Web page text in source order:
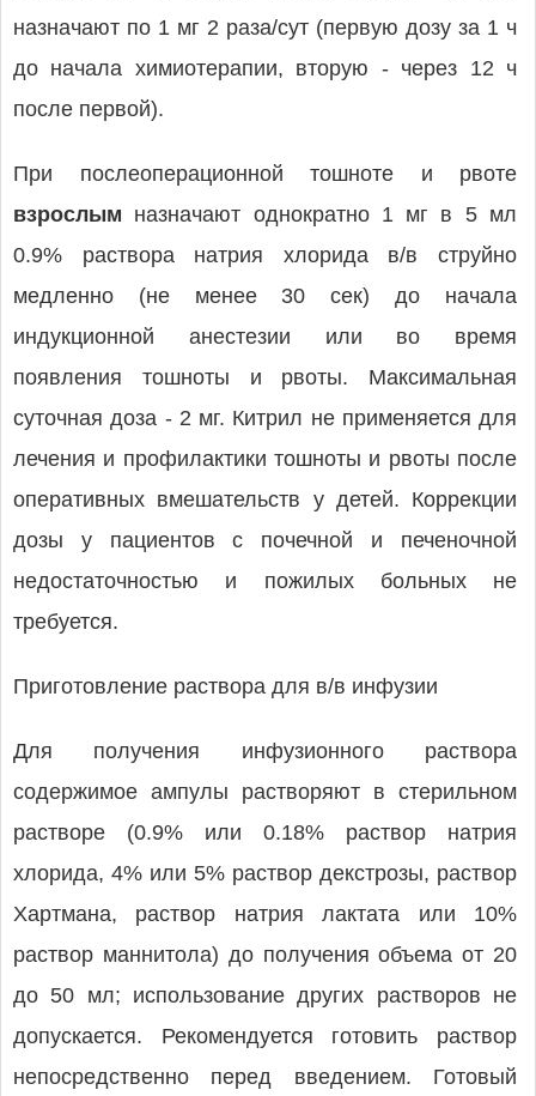
назначают по 1 мг 2 раза/сут (первую дозу за 1 ч
до начала химиотерапии, вторую - через 12 ч
после первой).
При послеоперационной тошноте и рвоте
взрослым назначают однократно 1 мг в 5 мл
0.9% раствора натрия хлорида в/в струйно
медленно (не менее 30 сек) до начала
индукционной анестезии или во время
появления тошноты и рвоты. Максимальная
суточная доза - 2 мг. Китрил не применяется для
лечения и профилактики тошноты и рвоты после
оперативных вмешательств у детей. Коррекции
дозы у пациентов с почечной и печеночной
недостаточностью и пожилых больных не
требуется.
Приготовление раствора для в/в инфузии
Для получения инфузионного раствора
содержимое ампулы растворяют в стерильном
растворе (0.9% или 0.18% раствор натрия
хлорида, 4% или 5% раствор декстрозы, раствор
Хартмана, раствор натрия лактата или 10%
раствор маннитола) до получения объема от 20
до 50 мл; использование других растворов не
допускается. Рекомендуется готовить раствор
непосредственно перед введением. Готовый